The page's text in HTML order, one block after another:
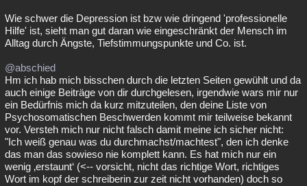
Wie schwer die Depression ist bzw wie dringend 'professionelle
Hilfe' ist, sieht man gut daran wie eingeschränkt der Mensch im
Alltag durch Ängste, Tiefstimmungspunkte und Co. ist.
@abschied
Hm ich hab mich bisschen durch die letzten Seiten gewühlt und da
auch einige Beiträge von dir durchgelesen, irgendwie wars mir nur
ein Bedürfnis mich da kurz mitzuteilen, den deine Liste von
Psychosomatischen Beschwerden kommt mir teilweise bekannt
vor. Versteh mich nur nicht falsch damit meine ich sicher nicht:
"Ich weiß genau was du durchmachst/machtest", den ich denke
das man das sowieso nie komplett kann. Es hat mich nur ein
wenig ‚erstaunt‘ (<-- vorsicht, nicht das richtige Wort, richtiges
Wort im kopf der schreiberin zur zeit nicht vorhanden) doch so